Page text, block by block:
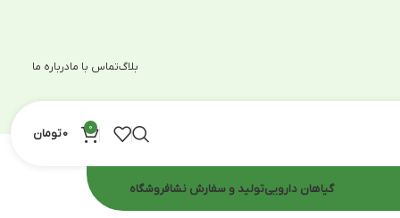
بلاگتماس با مادرباره ما
0
0تومان
گیاهان داروییتولید و سفارش نشافروشگاه